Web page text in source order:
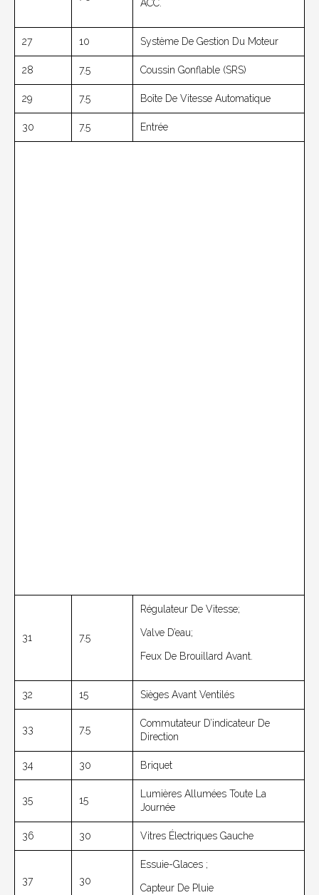
ACC.
27 10 Système De Gestion Du Moteur
28 7.5 Coussin Gonflable (SRS)
29 7.5 Boîte De Vitesse Automatique
30 7.5 Entrée
31 7.5
Régulateur De Vitesse;
Valve D’eau;
Feux De Brouillard Avant.
32 15 Sièges Avant Ventilés
33 7.5
Commutateur D’indicateur De
Direction
34 30 Briquet
35 15
Lumières Allumées Toute La
Journée
36 30 Vitres Électriques Gauche
37 30
Essuie-Glaces ;
Capteur De Pluie